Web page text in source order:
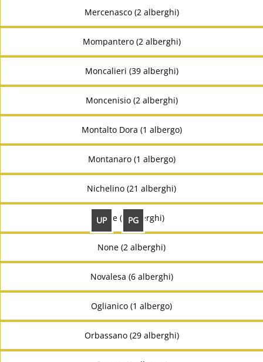
UP PG
Mercenasco (2 alberghi)
Mompantero (2 alberghi)
Moncalieri (39 alberghi)
Moncenisio (2 alberghi)
Montalto Dora (1 albergo)
Montanaro (1 albergo)
Nichelino (21 alberghi)
Nole (2 alberghi)
None (2 alberghi)
Novalesa (6 alberghi)
Oglianico (1 albergo)
Orbassano (29 alberghi)